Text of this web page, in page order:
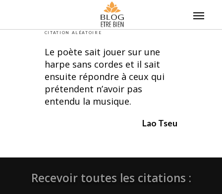
CITATION ALÉATOIRE
Le poète sait jouer sur une
harpe sans cordes et il sait
ensuite répondre à ceux qui
prétendent n’avoir pas
entendu la musique.
Lao Tseu
Recevoir toutes les citations :